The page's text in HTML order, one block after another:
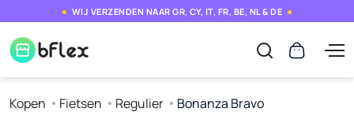
WIJ VERZENDEN NAAR GR, CY, IT, FR, BE, NL & DE
Kopen Fietsen Regulier Bonanza Bravo